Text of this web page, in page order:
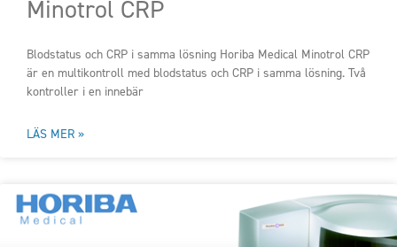
Minotrol CRP
Blodstatus och CRP i samma lösning Horiba Medical Minotrol CRP
är en multikontroll med blodstatus och CRP i samma lösning. Två
kontroller i en innebär
LÄS MER »